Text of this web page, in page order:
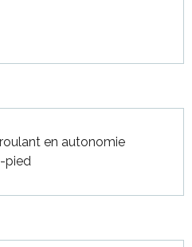
en autonomie
pied